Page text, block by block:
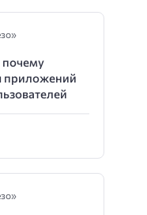
почему
приложений